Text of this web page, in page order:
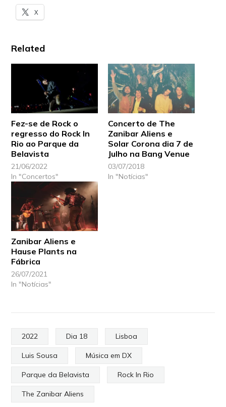
X
Related
Fez-se de Rock o
regresso do Rock In
Rio ao Parque da
Belavista
21/06/2022
In "Concertos"
Concerto de The
Zanibar Aliens e
Solar Corona dia 7 de
Julho na Bang Venue
03/07/2018
In "Notícias"
Zanibar Aliens e
Hause Plants na
Fábrica
26/07/2021
In "Notícias"
2022 Dia 18 Lisboa
Luis Sousa Música em DX
Parque da Belavista Rock In Rio
The Zanibar Aliens